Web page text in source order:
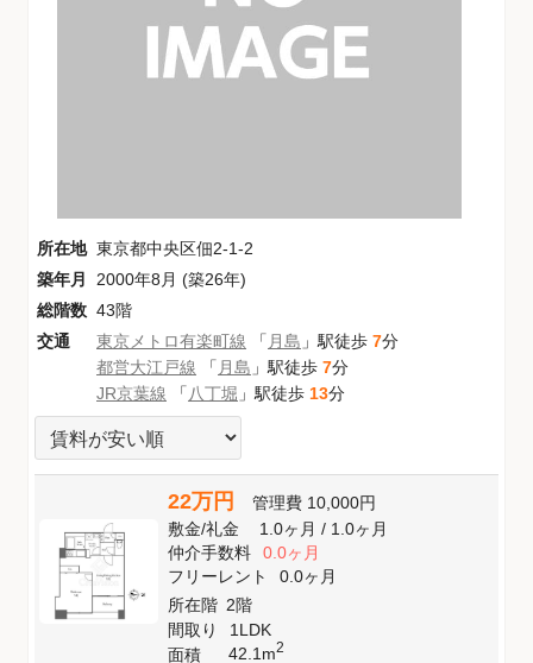
所在地 東京都中央区佃2-1-2
築年月
2000年8月 (築26年)
総階数 43階
交通
東京メトロ有楽町線 「 月島 」駅徒歩 7分
都営大江戸線 「 月島 」駅徒歩 7分
JR京葉線 「八丁堀 」駅徒歩 13分
22万円 管理費 10,000円
敷金/礼金 1.0ヶ月/ 1.0ヶ月
仲介手数料
0.0ヶ月
フリーレント
0.0ヶ月
所在階 2階
間取り
1LDK
面積
42.1m2